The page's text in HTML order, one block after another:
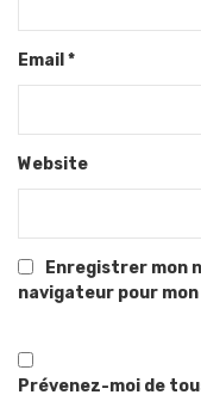
Email *
Website
Enregistrer mon
navigateur pour
Prévenez-moi de